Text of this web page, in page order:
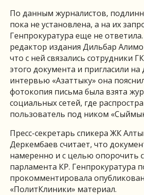
По данным журналистов,
пока не установлена, а на их
Генпрокуратура еще не
редактор издания Дильбар
что с ней связались сотрудники
этого документа и пригласили на
интервью «Азаттыку» она
фотокопия письма была взята
социальных сетей, где
пользователь под ником
Пресс-секретарь спикера ЖК
Деркембаев считает, что
намеренно и с целью опорочить
парламента КР. Генпрокуратура
прокомментировала
«ПолитКлиники» материал.